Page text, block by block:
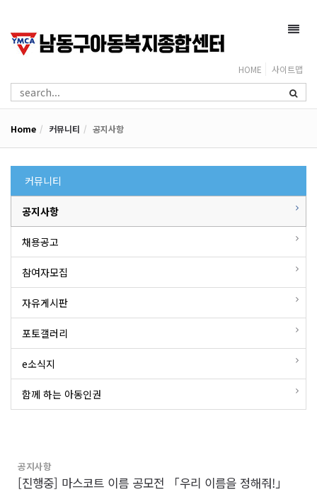
HOME 사이트맵
Home 커뮤니티 공지사항
커뮤니티
공지사항
채용공고
참여자모집
자유게시판
포토갤러리
e소식지
함께 하는 아동인권
공지사항
[진행중] 마스코트 이름 공모전 「우리 이름을 정해줘!」